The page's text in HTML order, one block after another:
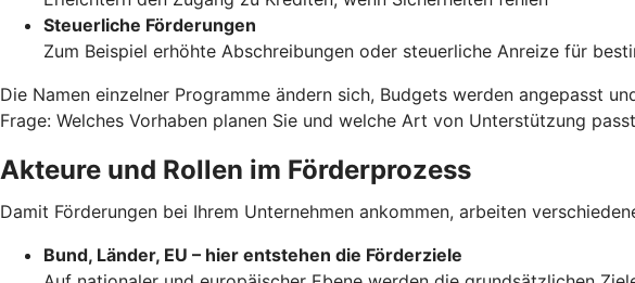
Steuerliche Förderungen
Zum Beispiel erhöhte Abschreibungen oder steuerliche Anreize für
Die Namen einzelner Programme ändern sich, Budgets werden angepasst
Frage: Welches Vorhaben planen Sie und welche Art von Unterstützung
Akteure und Rollen im Förderprozess
Damit Förderungen bei Ihrem Unternehmen ankommen, arbeiten
Bund, Länder, EU – hier entstehen die Förderziele